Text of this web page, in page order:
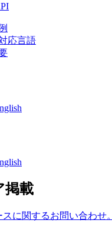
応言語
掲載
に関するお問い合わせ。